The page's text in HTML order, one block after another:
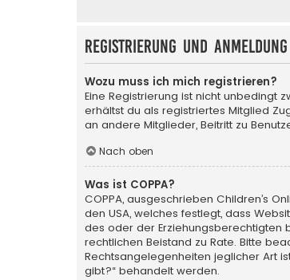
Registrierung und Anmeldung
Wozu muss ich mich registrieren?
Eine Registrierung ist nicht unbedingt
erhältst du als registriertes Mitglied
an andere Mitglieder, Beitritt zu
Nach oben
Was ist COPPA?
COPPA, ausgeschrieben Children’s
den USA, welches festlegt, dass
des oder der Erziehungsberechtigten
rechtlichen Beistand zu Rate. Bitte
Rechtsangelegenheiten jeglicher Art
gibt?“ behandelt werden.